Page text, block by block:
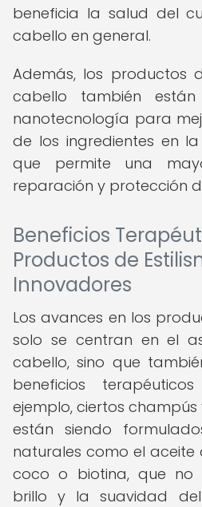
beneficia la salud del
cabello en general.
Además, los productos
cabello también
nanotecnología para
de los ingredientes en
que permite una
reparación y protección
Beneficios
Productos de
Innovadores
Los avances en los
solo se centran en el
cabello, sino que
beneficios
ejemplo, ciertos
están siendo
naturales como el
coco o biotina, que no
brillo y la suavidad